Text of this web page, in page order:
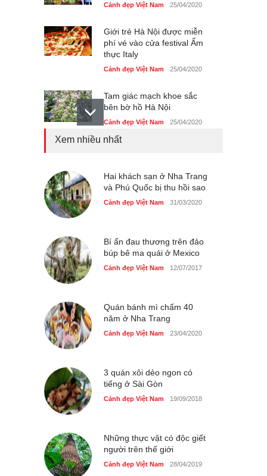
Cảnh đẹp Việt Nam 25/04/2020
Giới trẻ Hà Nội được miễn
phí vé vào cửa festival Ẩm
thực Italy
Cảnh đẹp Việt Nam 25/04/2020
Tam giác mạch khoe sắc
bên bờ hồ Hà Nội
Cảnh đẹp Việt Nam 25/04/2020
Cảnh đẹp Việt Nam 24/04/2020
Những món ăn đồng quê
Xem nhiều nhất
Hai khách sạn ở Nha Trang
và Phú Quốc bị thu hồi sao
Cảnh đẹp Việt Nam 31/03/2020
Bí ẩn đau thương trên đảo
búp bê ma quái ở Mexico
Cảnh đẹp Việt Nam 12/07/2017
Quán bánh mì chấm 40
năm ở Nha Trang
Cảnh đẹp Việt Nam 23/04/2020
3 quán xôi dẻo ngon có
tiếng ở Sài Gòn
Cảnh đẹp Việt Nam 19/09/2018
Những thực vật có độc giết
người trên thế giới
Cảnh đẹp Việt Nam 28/04/2019